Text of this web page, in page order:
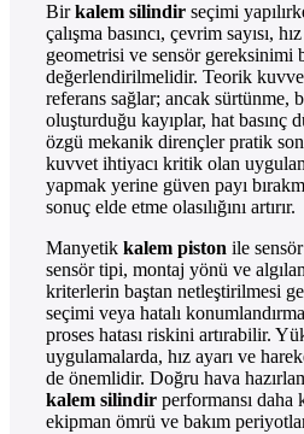
Birkalem silindir seçimi
çalışma basıncı, çevrim sayısı,
geometrisi ve sensör gereksinimi
değerlendirilmelidir. Teorik
referans sağlar; ancak sürtünme,
oluşturduğu kayıplar, hat basınç
özgü mekanik dirençler pratik
kuvvet ihtiyacı kritik olan
yapmak yerine güven payı
sonuç elde etme olasılığını artırır.
Manyetik kalem piston ile
sensör tipi, montaj yönü ve
kriterlerin baştan netleştirilmesi
seçimi veya hatalı
proses hatası riskini artırabilir.
uygulamalarda, hız ayarı ve
de önemlidir. Doğru hava
kalem silindir performansı daha
ekipman ömrü ve bakım